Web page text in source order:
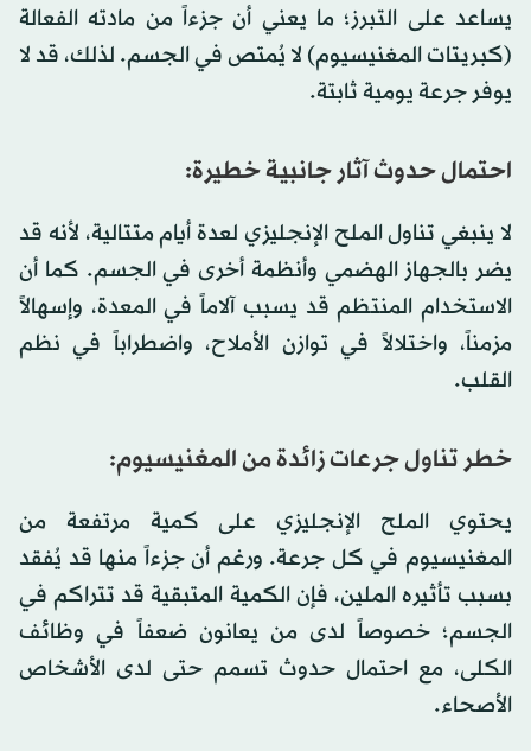
يساعد على التبرز؛ ما يعني أن جزءاً من مادته الفعالة
(كبريتات المغنيسيوم) لا يُمتص في الجسم. لذلك، قد لا
يوفر جرعة يومية ثابتة.
احتمال حدوث آثار جانبية خطيرة:
لا ينبغي تناول الملح الإنجليزي لعدة أيام متتالية، لأنه قد
يضر بالجهاز الهضمي وأنظمة أخرى في الجسم. كما أن
الاستخدام المنتظم قد يسبب آلاماً في المعدة، وإسهالاً
مزمناً، واختلالاً في توازن الأملاح، واضطراباً في نظم
القلب.
خطر تناول جرعات زائدة من المغنيسيوم:
يحتوي الملح الإنجليزي على كمية مرتفعة من
المغنيسيوم في كل جرعة. ورغم أن جزءاً منها قد يُفقد
بسبب تأثيره الملين، فإن الكمية المتبقية قد تتراكم في
الجسم؛ خصوصاً لدى من يعانون ضعفاً في وظائف
الكلى، مع احتمال حدوث تسمم حتى لدى الأشخاص
الأصحاء.